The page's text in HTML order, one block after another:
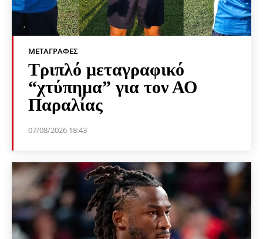
ΜΕΤΑΓΡΑΦΈΣ
Τριπλό μεταγραφικό
“χτύπημα” για τον ΑΟ
Παραλίας
07/08/2026 18:43